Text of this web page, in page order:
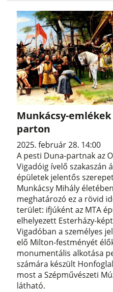
Munkácsy-
parton
2025. február 28. 14:00
A pesti Duna-partnak az
Vigadóig ívelő szakaszán
épületek jelentős
Munkácsy Mihály
meghatározó ez a rövid
terület: ifjúként az MTA
elhelyezett Esterházy-
Vigadóban a személyes
elő Milton-festményét
monumentális alkotása
számára készült
most a Szépművészeti
látható.